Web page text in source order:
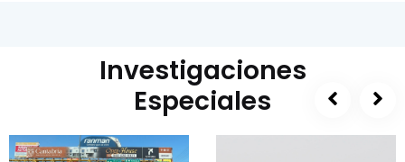
Investigaciones
Especiales